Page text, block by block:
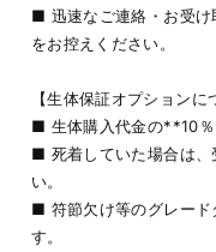
■ 迅速なご連絡・お受け
をお控えください。
【生体保証オプションに
■ 生体購入代金の**10％
■ 死着していた場合は、
い。
■ 符節欠け等のグレード
す。